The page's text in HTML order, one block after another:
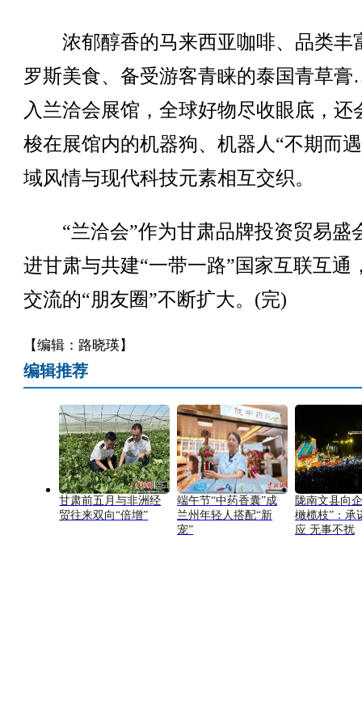
浓郁醇香的马来西亚咖啡、品类丰
罗斯美食、备受游客青睐的泰国青草
入兰洽会展馆，全球好物尽收眼底，还
梭在展馆内的机器狗、机器人“不期而
域风情与现代科技元素相互交织。
“兰洽会”作为甘肃品牌投资贸易盛
进甘肃与共建“一带一路”国家互联互通
交流的“朋友圈”不断扩大。(完)
【编辑：路晓瑛】
编辑推荐
甘肃前五月与非洲经
贸往来双向“倍增”
端午节“中药香囊”成
兰州年轻人搭配“新
宠”
陇南文县向
橄榄枝”：承
应 无事不扰